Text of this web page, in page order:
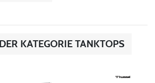
KATEGORIE TANKTOPS